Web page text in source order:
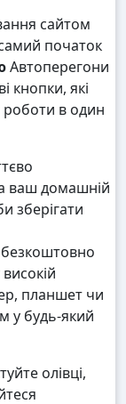
сайтом
початок
Автоперегони
кнопки, які
роботи в один
ваш домашній
зберігати
планшет чи
у будь-який
олівці,